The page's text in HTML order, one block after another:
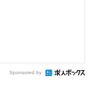
Sponsored by